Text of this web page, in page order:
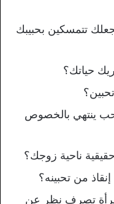
تتمسكين بحبيبك
حياتك؟
ينتهي بالخصوص
ناحية زوجك؟
من تحبينه؟
تصرف نظر عن